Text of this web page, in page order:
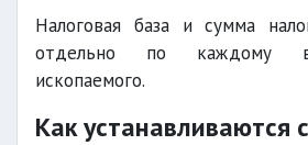
Налоговая база и сумма
отдельно по каждому
ископаемого.
Как устанавливаются